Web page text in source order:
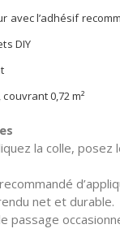
avec l’adhésif
DIY
0,72 m²
la colle,
net et durable.
passage